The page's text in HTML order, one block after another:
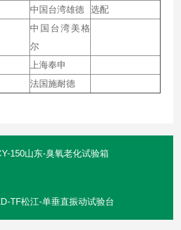
中国台湾雄德 选配
中国台湾美格
尔
上海奉申
法国施耐德
150山东-臭氧老化试验箱
TF松江-单垂直振动试验台